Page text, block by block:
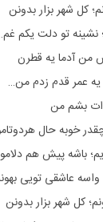
کل شهر بزار بدونن
نشینه تو دلت یکم
من آدما یه قطرن
عمر قدم زدم من…
بشم من
چقدر خوبه حال
باشه پیش هم
واسه عاشقی تویی
کل شهر بزار بدونن